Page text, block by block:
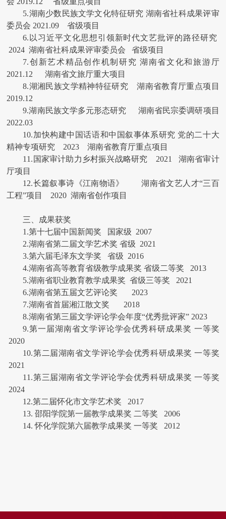
5.湖南少数民族文学文化特征研究 湖南省社科成果评审
委员会 2021.09 省级项目
6.以习近平文化思想引领新时代文艺批评的路径研究
2024 湖南省社科成果评审委员会 省级项目
7.创新艺术精品创作机制研究 湖南省文化和旅游厅
2021.12 湖南省文旅厅重大项目
8.湖湘民族文学精神特征研究 湖南省教育厅重点项目
2019.12
9.湖南民族文学多元形态研究 湖南省民宗委调研项目
2022.03
10.加快构建中国话语和中国叙事体系研究 党的二十大
精神专项研究 2023 湖南省教育厅重点项目
11.国家审计助力乡村振兴战略研究 2021 湖南省审计
厅项目
12.长篇叙事诗《江南物语》 湖南省文艺人才“三百
工程”项目 2020 湖南省创作项目
三、成果获奖
1.第十七届中国新闻奖 国家级 2007
2.湖南省第二届文学艺术奖 省级 2021
3.第六届毛泽东文学奖 省级 2016
4.湖南省高等教育省级教学成果奖 省级二等奖 2013
5.湖南省职业教育教学成果奖 省级三等奖 2021
6.湖南省第五届文艺评论奖 2023
7.湖南省首届湘江散文奖 2018
8.湖南省第三届文学评论学会年度“优秀批评家” 2023
9.第一届湖南省文学评论学会优秀科研成果奖 一等奖
2020
10.第二届湖南省文学评论学会优秀科研成果奖 一等奖
2021
11.第三届湖南省文学评论学会优秀科研成果奖 一等奖
2024
12.第二届怀化市文学艺术奖 2017
13. 邵阳学院第一届教学成果奖 二等奖 2006
14. 怀化学院第六届教学成果奖 一等奖 2012